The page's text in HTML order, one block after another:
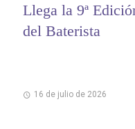
Llega la 9ª
del Baterista
16 de julio de 2026